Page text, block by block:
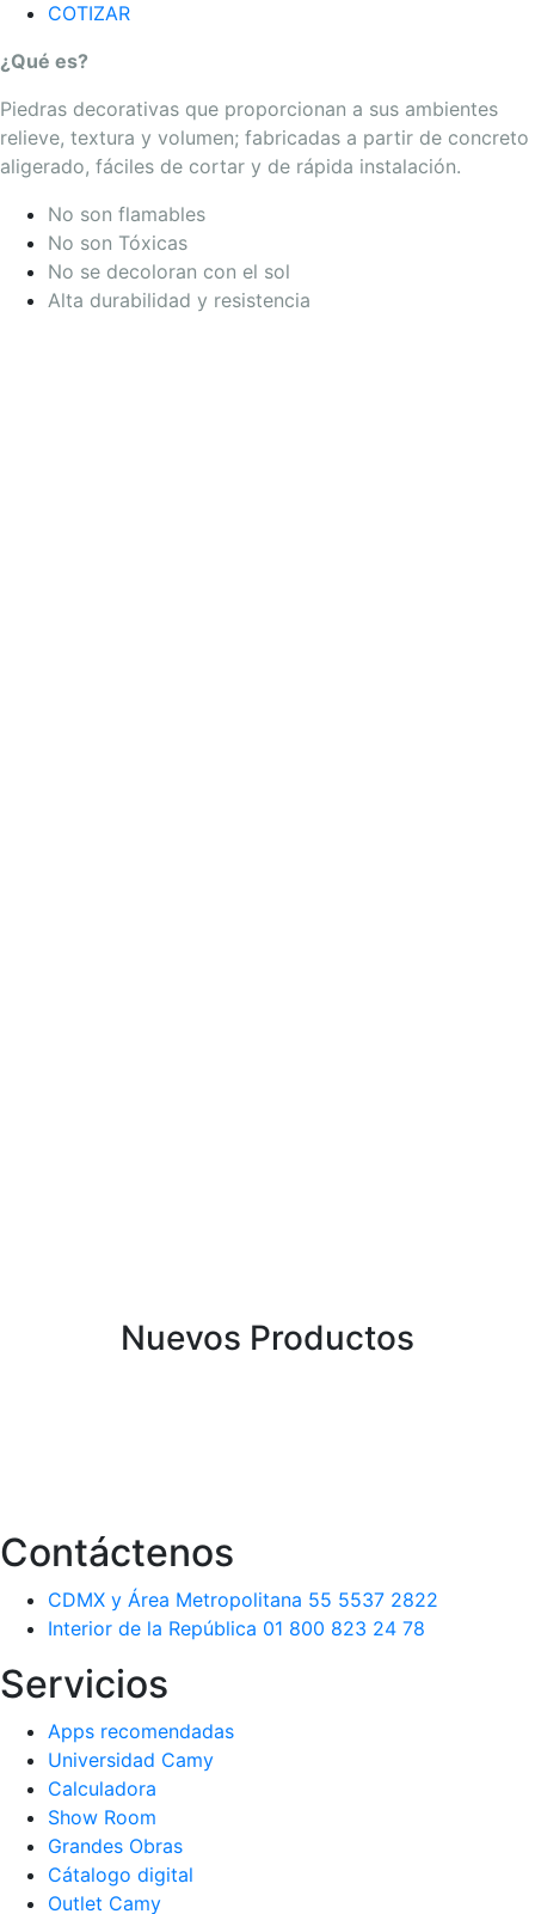
COTIZAR
¿Qué es?
Piedras decorativas que proporcionan a sus ambientes
relieve, textura y volumen; fabricadas a partir de concreto
aligerado, fáciles de cortar y de rápida instalación.
No son flamables
No son Tóxicas
No se decoloran con el sol
Alta durabilidad y resistencia
Nuevos Productos
Contáctenos
CDMX y Área Metropolitana 55 5537 2822
Interior de la República 01 800 823 24 78
Servicios
Apps recomendadas
Universidad Camy
Calculadora
Show Room
Grandes Obras
Cátalogo digital
Outlet Camy